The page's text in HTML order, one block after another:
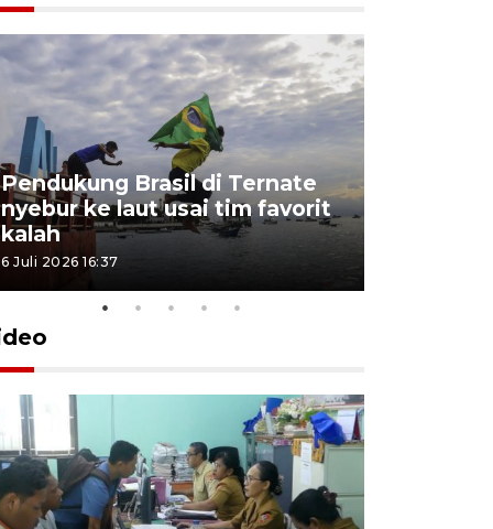
Pendukung Brasil di Ternate
nyebur ke laut usai tim favorit
kalah
6 Juli 2026 16:37